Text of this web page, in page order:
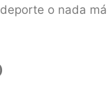
o nada